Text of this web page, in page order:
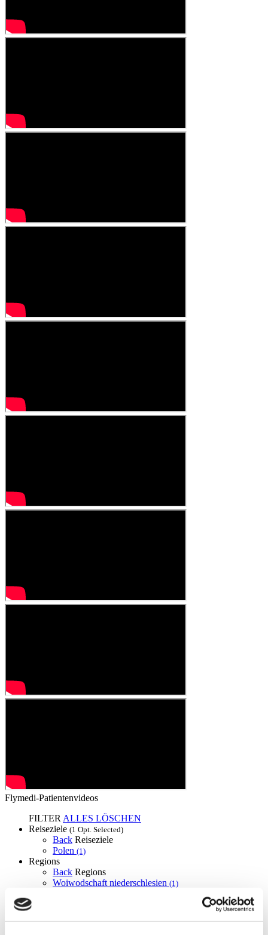
Flymedi-Patientenvideos
FILTER ALLES LÖSCHEN
Reiseziele (1 Opt. Selected)
Back Reiseziele
Polen (1)
Regions
Back Regions
Woiwodschaft niederschlesien (1)
Flymedi
TÜRSAB – Transaktionen auf flymedi.com werden von